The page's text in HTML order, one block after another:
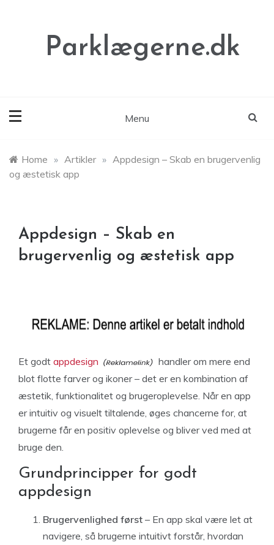
Parklægerne.dk
Menu
Home » Artikler » Appdesign – Skab en brugervenlig
og æstetisk app
Appdesign – Skab en
brugervenlig og æstetisk app
Et godt appdesign
handler om mere end
blot flotte farver og ikoner – det er en kombination af
æstetik, funktionalitet og brugeroplevelse. Når en app
er intuitiv og visuelt tiltalende, øges chancerne for, at
brugerne får en positiv oplevelse og bliver ved med at
bruge den.
Grundprincipper for godt
appdesign
Brugervenlighed først – En app skal være let at
navigere, så brugerne intuitivt forstår, hvordan